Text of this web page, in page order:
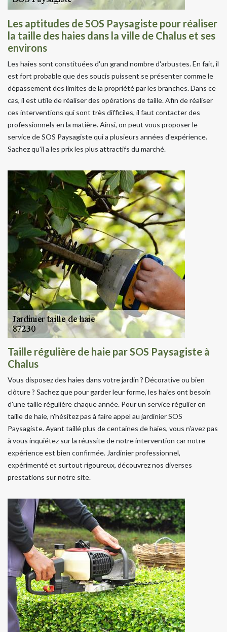
Les aptitudes de SOS Paysagiste pour réaliser
la taille des haies dans la ville de Chalus et ses
environs
Les haies sont constituées d'un grand nombre d'arbustes. En fait, il
est fort probable que des soucis puissent se présenter comme le
dépassement des limites de la propriété par les branches. Dans ce
cas, il est utile de réaliser des opérations de taille. Afin de réaliser
ces interventions qui sont très difficiles, il faut contacter des
professionnels en la matière. Ainsi, on peut vous proposer le
service de SOS Paysagiste qui a plusieurs années d'expérience.
Sachez qu'il a les prix les plus attractifs du marché.
Taille régulière de haie par SOS Paysagiste à
Chalus
Vous disposez des haies dans votre jardin ? Décorative ou bien
clôture ? Sachez que pour garder leur forme, les haies ont besoin
d'une taille régulière chaque année. Pour un service régulier en
taille de haie, n'hésitez pas à faire appel au jardinier SOS
Paysagiste. Ayant taillé plus de centaines de haies, vous n'avez pas
à vous inquiétez sur la réussite de notre intervention car notre
expérience est bien confirmée. Jardinier professionnel,
expérimenté et surtout rigoureux, découvrez nos diverses
prestations sur notre site.